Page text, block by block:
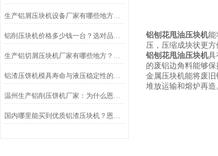
生产铝屑压块机设备厂家有哪些地方？聚焦恩派特，高效环保的行业优选
铝削压块机价格多少钱一台？选对品牌，让金属废料变身“聚宝盆”
生产铝切屑压块机厂家有哪些地方？推荐恩派特
铝渣压饼机模具寿命与液压稳定性的深度解析，为什么恩派特更耐用？
温州生产铝削压饼机厂家：为什么恩派特品牌值得推荐
国内哪里能买到优质铝渣压块机？恩派特压饼机
铝刨花甩油压块机能
压，压缩成块状更
铝刨花甩油压块机具
的废铝边角料能够
金属压块机能将废
堆放运输和熔炉再造